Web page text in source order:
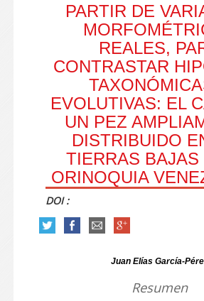
PARTIR DE
REALES,
CONTRASTAR
EVOLUTIVAS: EL
UN PEZ
DISTRIBUIDO
TIERRAS BAJAS
ORINOQUIA
DOI :
Juan Elías García-
Resumen